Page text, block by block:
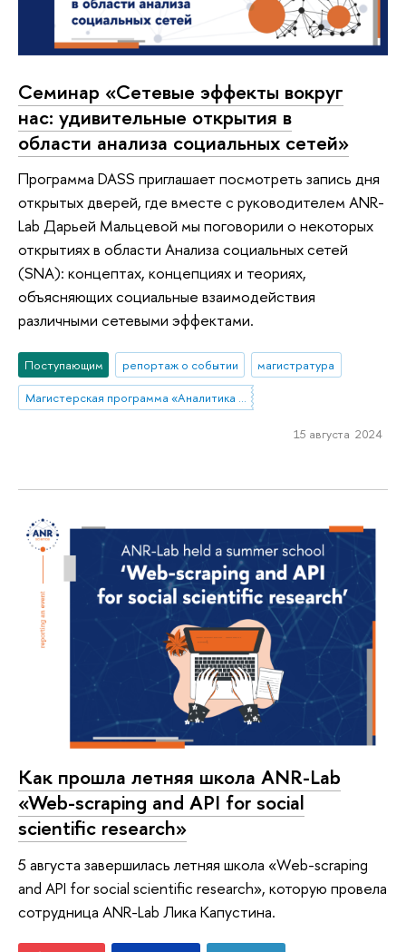
Семинар «Сетевые эффекты вокруг
нас: удивительные открытия в
области анализа социальных сетей»
Программа DASS приглашает посмотреть запись дня
открытых дверей, где вместе с руководителем ANR-
Lab Дарьей Мальцевой мы поговорили о некоторых
открытиях в области Анализа социальных сетей
(SNA): концептах, концепциях и теориях,
объясняющих социальные взаимодействия
различными сетевыми эффектами.
Поступающим репортаж о событии
магистратура
Магистерская программа «Аналитика данных и прикладная статистика / Data Analytics and Social Statistics»
15 августа 2024
Как прошла летняя школа ANR-Lab
«Web-scraping and API for social
scientific research»
5 августа завершилась летняя школа «Web-scraping
and API for social scientific research», которую провела
сотрудница ANR-Lab Лика Капустина.